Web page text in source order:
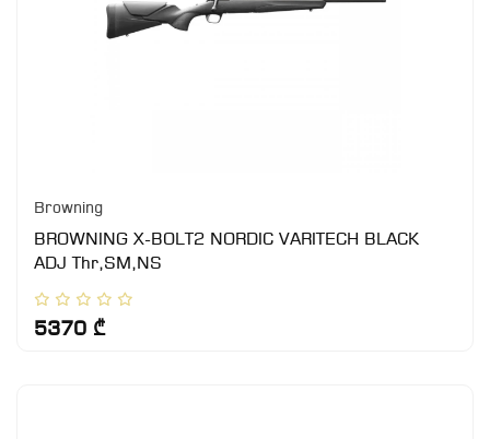
Browning
BROWNING X-BOLT2 NORDIC VARITECH BLACK
ADJ Thr,SM,NS
5370 ₾